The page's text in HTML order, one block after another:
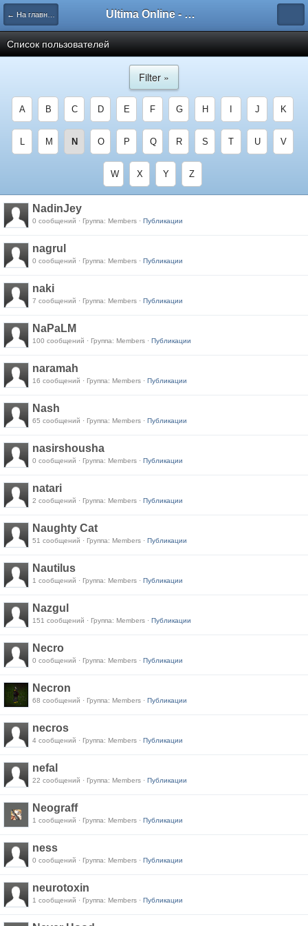
← На главную Ultima Online - Форум Русского сообщества игры
Список пользователей
Filter »
A B C D E F G H J K
L M N O P Q R S T U V
W X Y Z
NadinJey
0 сообщений · Группа: Members · Публикации
nagrul
0 сообщений · Группа: Members · Публикации
naki
7 сообщений · Группа: Members · Публикации
NaPaLM
100 сообщений · Группа: Members · Публикации
naramah
16 сообщений · Группа: Members · Публикации
Nash
65 сообщений · Группа: Members · Публикации
nasirshousha
0 сообщений · Группа: Members · Публикации
natari
2 сообщений · Группа: Members · Публикации
Naughty Cat
51 сообщений · Группа: Members · Публикации
Nautilus
1 сообщений · Группа: Members · Публикации
Nazgul
151 сообщений · Группа: Members · Публикации
Necro
0 сообщений · Группа: Members · Публикации
Necron
68 сообщений · Группа: Members · Публикации
necros
4 сообщений · Группа: Members · Публикации
nefal
22 сообщений · Группа: Members · Публикации
Neograff
1 сообщений · Группа: Members · Публикации
ness
0 сообщений · Группа: Members · Публикации
neurotoxin
1 сообщений · Группа: Members · Публикации